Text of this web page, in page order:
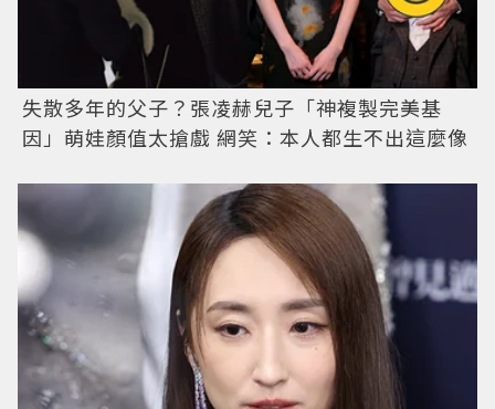
失散多年的父子？張凌赫兒子「神複製完美基
因」萌娃顏值太搶戲 網笑：本人都生不出這麼像